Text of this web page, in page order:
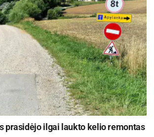
savivaldybė
prasidėjo ilgai laukto kelio remontas